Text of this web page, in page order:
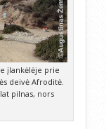
įlankėlėje prie
deivė Afroditė.
pilnas, nors